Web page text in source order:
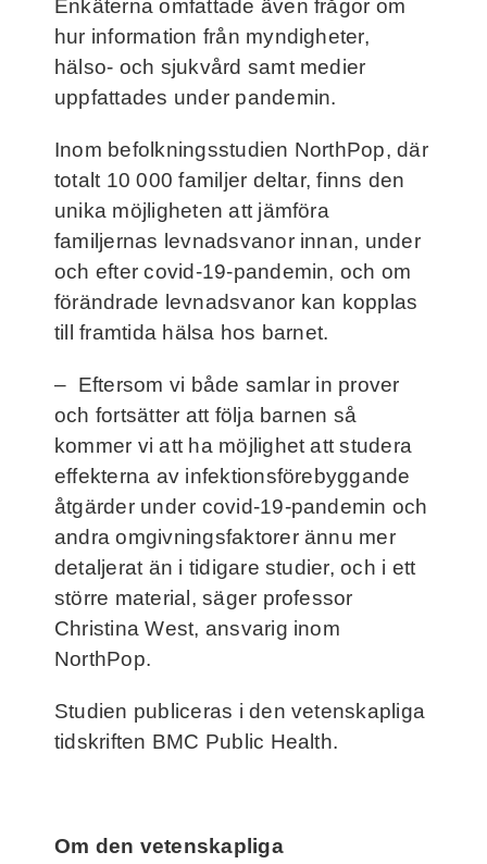
Enkäterna omfattade även frågor om
hur information från myndigheter,
hälso- och sjukvård samt medier
uppfattades under pandemin.
Inom befolkningsstudien NorthPop, där
totalt 10 000 familjer deltar, finns den
unika möjligheten att jämföra
familjernas levnadsvanor innan, under
och efter covid-19-pandemin, och om
förändrade levnadsvanor kan kopplas
till framtida hälsa hos barnet.
– Eftersom vi både samlar in prover
och fortsätter att följa barnen så
kommer vi att ha möjlighet att studera
effekterna av infektionsförebyggande
åtgärder under covid-19-pandemin och
andra omgivningsfaktorer ännu mer
detaljerat än i tidigare studier, och i ett
större material, säger professor
Christina West, ansvarig inom
NorthPop.
Studien publiceras i den vetenskapliga
tidskriften BMC Public Health.
Om den vetenskapliga